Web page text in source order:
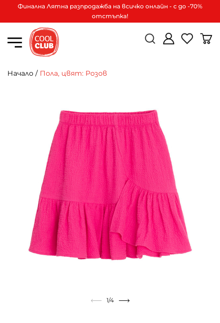
Финална Лятна разпродажба на всичко онлайн - с до -70%
отстъпка!
Начало / Пола, цвят: Розов
1/4